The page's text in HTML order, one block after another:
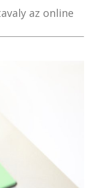
az online